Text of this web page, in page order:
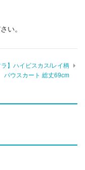
い。
】ハイビスカス/レイ柄
パウスカート 総丈69cm